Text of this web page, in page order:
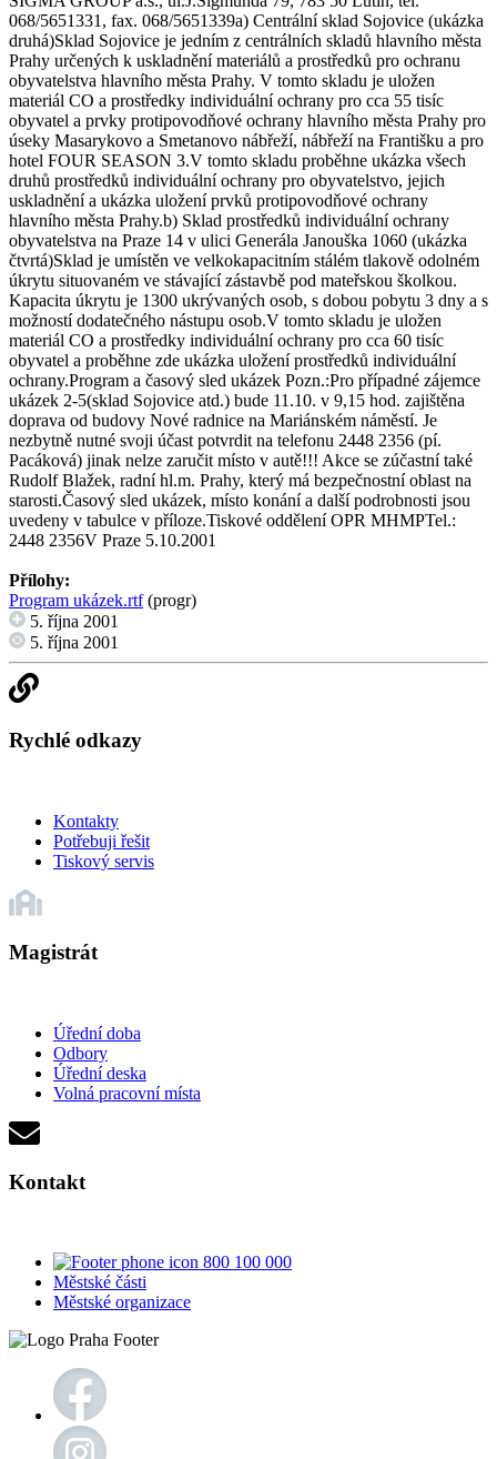
068/5651331, fax. 068/5651339a) Centrální sklad Sojovice (ukázka
druhá)Sklad Sojovice je jedním z centrálních skladů hlavního města
Prahy určených k uskladnění materiálů a prostředků pro ochranu
obyvatelstva hlavního města Prahy. V tomto skladu je uložen
materiál CO a prostředky individuální ochrany pro cca 55 tisíc
obyvatel a prvky protipovodňové ochrany hlavního města Prahy pro
úseky Masarykovo a Smetanovo nábřeží, nábřeží na Františku a pro
hotel FOUR SEASON 3.V tomto skladu proběhne ukázka všech
druhů prostředků individuální ochrany pro obyvatelstvo, jejich
uskladnění a ukázka uložení prvků protipovodňové ochrany
hlavního města Prahy.b) Sklad prostředků individuální ochrany
obyvatelstva na Praze 14 v ulici Generála Janouška 1060 (ukázka
čtvrtá)Sklad je umístěn ve velkokapacitním stálém tlakově odolném
úkrytu situovaném ve stávající zástavbě pod mateřskou školkou.
Kapacita úkrytu je 1300 ukrývaných osob, s dobou pobytu 3 dny a s
možností dodatečného nástupu osob.V tomto skladu je uložen
materiál CO a prostředky individuální ochrany pro cca 60 tisíc
obyvatel a proběhne zde ukázka uložení prostředků individuální
ochrany.Program a časový sled ukázek Pozn.:Pro případné zájemce
ukázek 2-5(sklad Sojovice atd.) bude 11.10. v 9,15 hod. zajištěna
doprava od budovy Nové radnice na Mariánském náměstí. Je
nezbytně nutné svoji účast potvrdit na telefonu 2448 2356 (pí.
Pacáková) jinak nelze zaručit místo v autě!!! Akce se zúčastní také
Rudolf Blažek, radní hl.m. Prahy, který má bezpečnostní oblast na
starosti.Časový sled ukázek, místo konání a další podrobnosti jsou
uvedeny v tabulce v příloze.Tiskové oddělení OPR MHMPTel.:
2448 2356V Praze 5.10.2001
Přílohy:
Program ukázek.rtf(progr)
5. října 2001
5. října 2001
Rychlé odkazy
Kontakty
Potřebuji řešit
Tiskový servis
Magistrát
Úřední doba
Odbory
Úřední deska
Volná pracovní místa
Kontakt
800 100 000
Městské části
Městské organizace